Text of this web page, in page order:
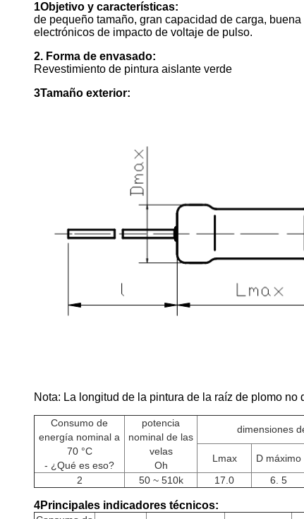
1Objetivo y características:
de pequeño tamaño, gran capacidad de carga,
electrónicos de impacto de voltaje de pulso.
2. Forma de envasado:
Revestimiento de pintura aislante verde
3Tamaño exterior:
Nota: La longitud de la pintura de la raíz de plomo no
Consumo de
energía nominal a
70 °C
- ¿Qué es eso?
potencia
nominal de las
velas
Oh
dimensiones
Lmax D máximo
2
50 ~ 510k 17.0 6. 5
4Principales indicadores técnicos: